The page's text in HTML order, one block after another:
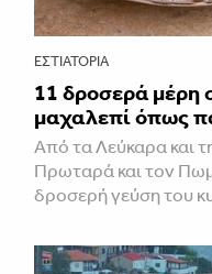
ΕΣΤΙΑΤΌΡΙΑ
11 δροσερά μέρη
μαχαλεπί όπως
Από τα Λεύκαρα και
Πρωταρά και τον
δροσερή γεύση του